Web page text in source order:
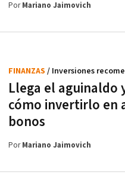
PorMariano Jaimovich
Llega el aguinaldo
cómo invertirlo en
bonos
FINANZAS / Inversiones
PorMariano Jaimovich